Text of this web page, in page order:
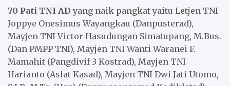
70 Pati TNI AD yang naik pangkat yaitu Letjen TNI
Joppye Onesimus Wayangkau (Danpusterad),
Mayjen TNI Victor Hasudungan Simatupang, M.Bus.
(Dan PMPP TNI), Mayjen TNI Wanti Waranei F.
Mamahit (Pangdivif 3 Kostrad), Mayjen TNI
Harianto (Aslat Kasad), Mayjen TNI Dwi Jati Utomo,